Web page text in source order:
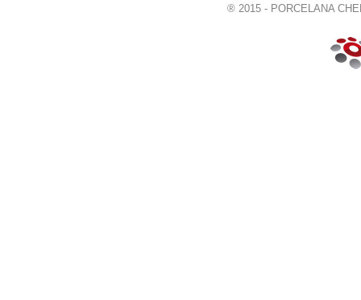
® 2015 - PORCELANA